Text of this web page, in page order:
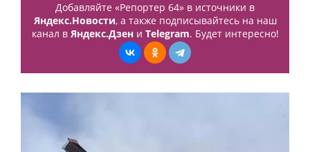
Добавляйте «Репортер 64» в источники в
Яндекс.Новости, а также подписывайтесь на наш
канал в Яндекс.Дзени Telegram. Будет интересно!